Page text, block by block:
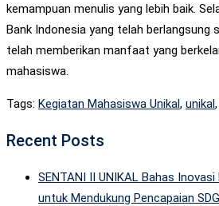
kemampuan menulis yang lebih baik.
Bank Indonesia yang telah berlangsung
telah memberikan manfaat yang
mahasiswa.
Tags: Kegiatan Mahasiswa Unikal, unikal,
Recent Posts
SENTANI II UNIKAL Bahas
untuk Mendukung Pencapaian